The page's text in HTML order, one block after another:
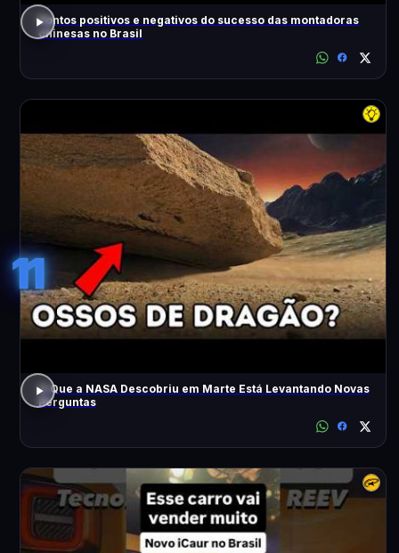
Pontos positivos e negativos do sucesso das montadoras
chinesas no Brasil
11
O Que a NASA Descobriu em Marte Está Levantando Novas
Perguntas